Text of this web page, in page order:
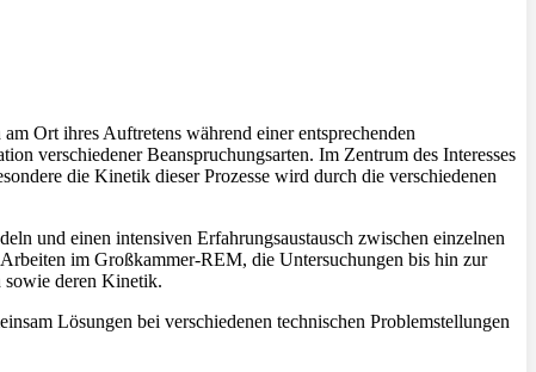
Ort ihres Auftretens während einer entsprechenden
verschiedener Beanspruchungsarten. Im Zentrum des Interesses
die Kinetik dieser Prozesse wird durch die verschiedenen
und einen intensiven Erfahrungsaustausch zwischen einzelnen
im Großkammer-REM, die Untersuchungen bis hin zur
sowie deren Kinetik.
Lösungen bei verschiedenen technischen Problemstellungen